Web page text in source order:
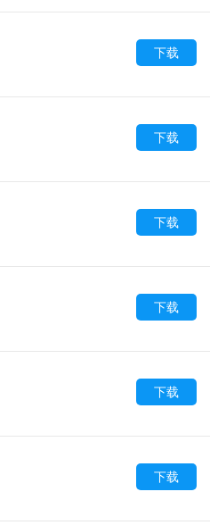
下载
下载
下载
下载
下载
下载